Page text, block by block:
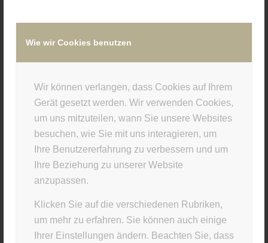
Wie wir Cookies benutzen
Wir können verlangen, dass Cookies auf Ihrem
Gerät gesetzt werden. Wir verwenden Cookies,
um uns mitzuteilen, wann Sie unsere Websites
besuchen, wie Sie mit uns interagieren, um
Ihre Benutzererfahrung zu verbessern und um
Ihre Beziehung zu unserer Website
anzupassen.
Klicken Sie auf die verschiedenen Rubriken,
um mehr zu erfahren. Sie können auch einige
Ihrer Einstellungen ändern. Beachten Sie, dass
0
Hinterlasse einen Kommentar
An der Diskussion beteiligen?
Hinterlasse uns deinen Kommentar!
Du musstangemeldetsein, um einen Kommentar
abzugeben.